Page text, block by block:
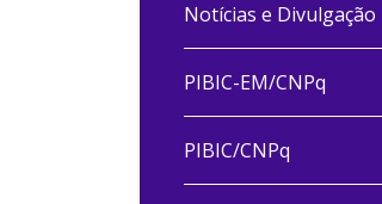
Notícias e Divulgação
PIBIC-EM/CNPq
PIBIC/CNPq